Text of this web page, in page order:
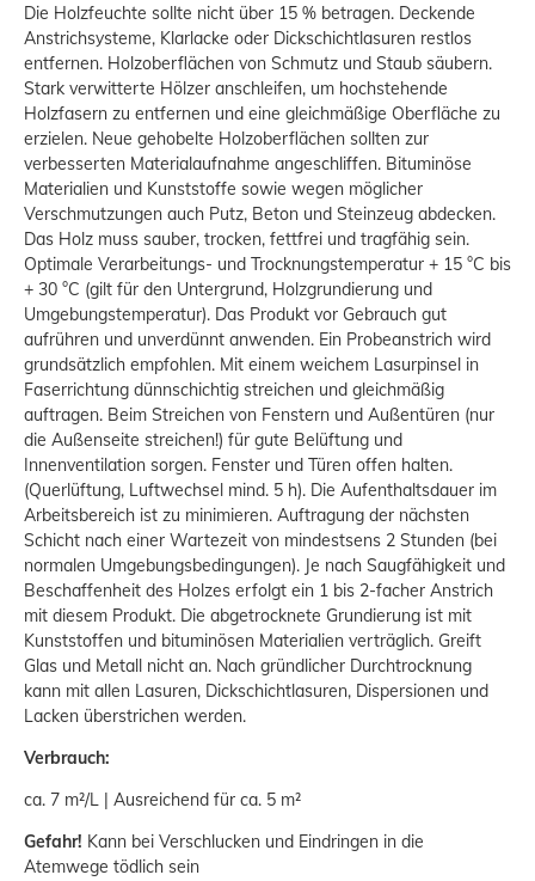
Die Holzfeuchte sollte nicht über 15 % betragen. Deckende
Anstrichsysteme, Klarlacke oder Dickschichtlasuren restlos
entfernen. Holzoberflächen von Schmutz und Staub säubern.
Stark verwitterte Hölzer anschleifen, um hochstehende
Holzfasern zu entfernen und eine gleichmäßige Oberfläche zu
erzielen. Neue gehobelte Holzoberflächen sollten zur
verbesserten Materialaufnahme angeschliffen. Bituminöse
Materialien und Kunststoffe sowie wegen möglicher
Verschmutzungen auch Putz, Beton und Steinzeug abdecken.
Das Holz muss sauber, trocken, fettfrei und tragfähig sein.
Optimale Verarbeitungs- und Trocknungstemperatur + 15 °C bis
+ 30 °C (gilt für den Untergrund, Holzgrundierung und
Umgebungstemperatur). Das Produkt vor Gebrauch gut
aufrühren und unverdünnt anwenden. Ein Probeanstrich wird
grundsätzlich empfohlen. Mit einem weichem Lasurpinsel in
Faserrichtung dünnschichtig streichen und gleichmäßig
auftragen. Beim Streichen von Fenstern und Außentüren (nur
die Außenseite streichen!) für gute Belüftung und
Innenventilation sorgen. Fenster und Türen offen halten.
(Querlüftung, Luftwechsel mind. 5 h). Die Aufenthaltsdauer im
Arbeitsbereich ist zu minimieren. Auftragung der nächsten
Schicht nach einer Wartezeit von mindestsens 2 Stunden (bei
normalen Umgebungsbedingungen). Je nach Saugfähigkeit und
Beschaffenheit des Holzes erfolgt ein 1 bis 2-facher Anstrich
mit diesem Produkt. Die abgetrocknete Grundierung ist mit
Kunststoffen und bituminösen Materialien verträglich. Greift
Glas und Metall nicht an. Nach gründlicher Durchtrocknung
kann mit allen Lasuren, Dickschichtlasuren, Dispersionen und
Lacken überstrichen werden.
Verbrauch:
ca. 7 m²/L | Ausreichend für ca. 5 m²
Gefahr! Kann bei Verschlucken und Eindringen in die
Atemwege tödlich sein